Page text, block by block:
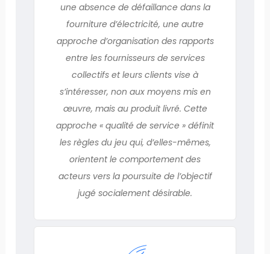
une absence de défaillance dans la
fourniture d’électricité, une autre
approche d’organisation des rapports
entre les fournisseurs de services
collectifs et leurs clients vise à
s’intéresser, non aux moyens mis en
œuvre, mais au produit livré. Cette
approche « qualité de service » définit
les règles du jeu qui, d’elles-mêmes,
orientent le comportement des
acteurs vers la poursuite de l’objectif
jugé socialement désirable.